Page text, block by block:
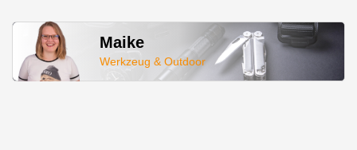
Maike
Werkzeug & Outdoor